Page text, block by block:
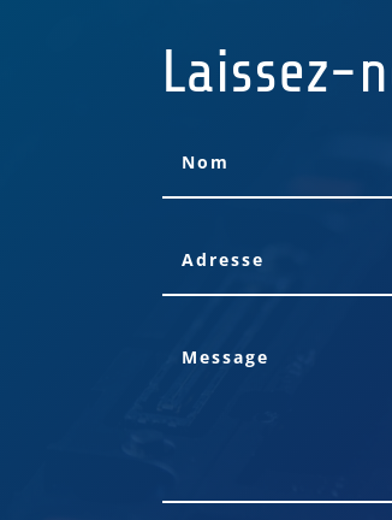
Laissez-